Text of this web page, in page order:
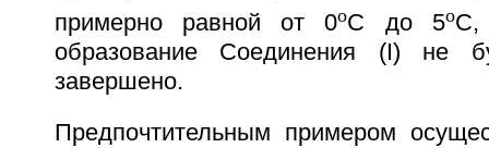
примерно равной от 0oС до 5oС,
образование Соединения (I) не
завершено.
Предпочтительным примером